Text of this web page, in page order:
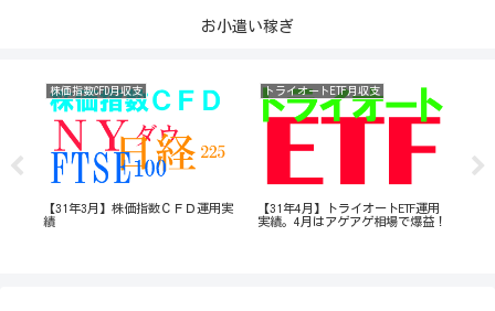
お小遣い稼ぎ
株価指数CFD月収支
【31年3月】株価指数ＣＦＤ運用実
績
トライオートETF月収支
【31年4月】トライオートETF運用
実績。4月はアゲアゲ相場で爆益！